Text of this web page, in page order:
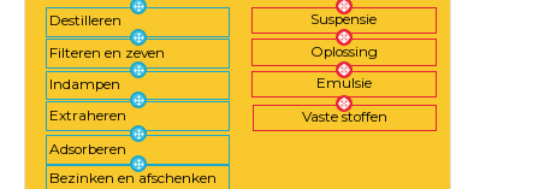
Suspensie
Oplossing
Emulsie
Vaste stoffen
Destilleren
Filteren en zeven
Indampen
Extraheren
Adsorberen
Bezinken en afschenken